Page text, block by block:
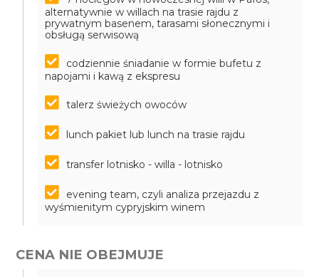
alternatywnie w willach na trasie rajdu z
prywatnym basenem, tarasami słonecznymi i
obsługą serwisową
codziennie śniadanie w formie bufetu z
napojami i kawą z ekspresu
talerz świeżych owoców
lunch pakiet lub lunch na trasie rajdu
transfer lotnisko - willa - lotnisko
evening team, czyli analiza przejazdu z
wyśmienitym cypryjskim winem
CENA NIE OBEJMUJE